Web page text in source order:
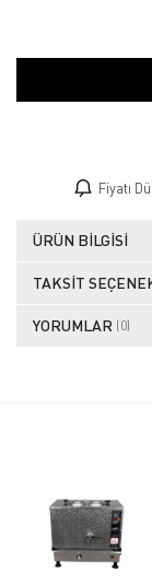
Fiyatı
ÜRÜN BILGISI
TAKSIT
YORUMLAR (0)